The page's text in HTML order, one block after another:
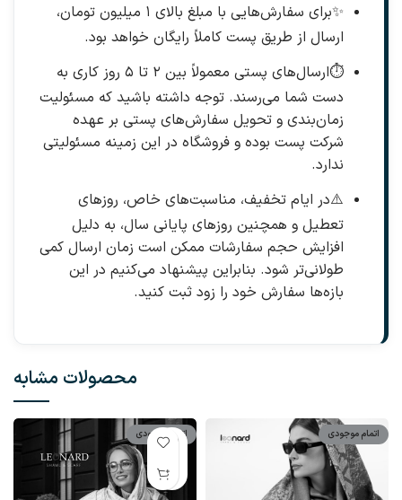
✨
برای سفارش‌هایی با مبلغ بالای ۱ میلیون تومان،
ارسال از طریق پست کاملاً رایگان خواهد بود.
⏱️
ارسال‌های پستی معمولاً بین ۲ تا ۵ روز کاری به
دست شما می‌رسند. توجه داشته باشید که مسئولیت
زمان‌بندی و تحویل سفارش‌های پستی بر عهده
شرکت پست بوده و فروشگاه در این زمینه مسئولیتی
ندارد.
⚠️در ایام تخفیف، مناسبت‌های خاص، روزهای
تعطیل و همچنین روزهای پایانی سال، به دلیل
افزایش حجم سفارشات ممکن است زمان ارسال کمی
طولانی‌تر شود. بنابراین پیشنهاد می‌کنیم در این
بازه‌ها سفارش خود را زود ثبت کنید.
محصولات مشابه
اتمام موجودی اتمام موجودی